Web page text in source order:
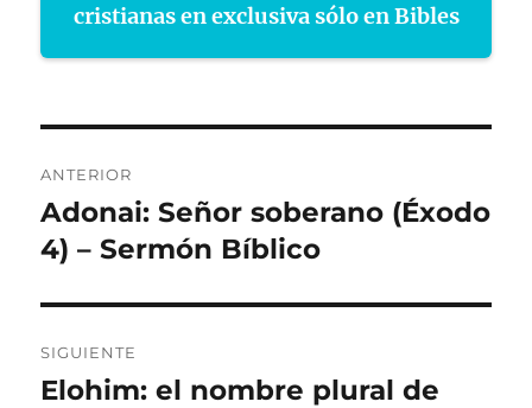
cristianas en exclusiva sólo en Bibles
de
entradas
ANTERIOR
Entrada
anterior:
Adonai: Señor soberano (Éxodo
4) – Sermón Bíblico
SIGUIENTE
Entrada
Elohim: el nombre plural de